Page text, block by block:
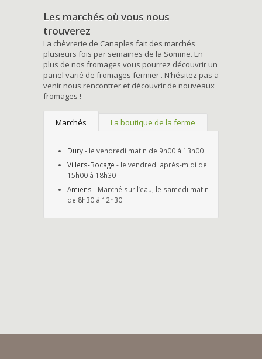
Les marchés où vous nous
trouverez
La chèvrerie de Canaples fait des marchés
plusieurs fois par semaines de la Somme. En
plus de nos fromages vous pourrez découvrir un
panel varié de fromages fermier . N’hésitez pas a
venir nous rencontrer et découvrir de nouveaux
fromages !
Marchés La boutique de la ferme
Dury- le vendredi matin de 9h00 à 13h00
Villers-Bocage - le vendredi après-midi de
15h00 à 18h30
Amiens - Marché sur l’eau, le samedi matin
de 8h30 à 12h30